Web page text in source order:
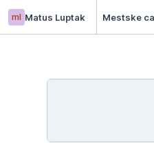
ml Matus Luptak